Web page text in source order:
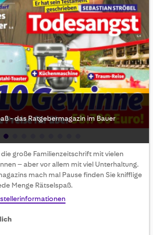
- das Ratgebermagazin im Bauer
große Familienzeitschrift mit vielen
– aber vor allem mit viel Unterhaltung.
mach mal Pause finden Sie knifflige
Menge Rätselspaß.